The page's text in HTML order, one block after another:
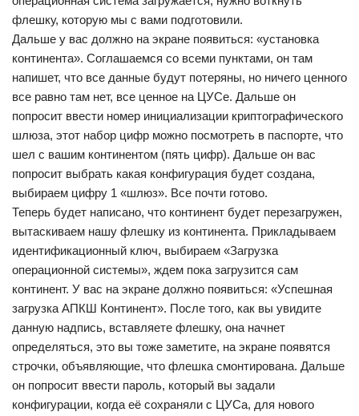
флешку, которую мы с вами подготовили.
Дальше у вас должно на экране появиться: «установка
континента». Соглашаемся со всеми пунктами, он там
напишет, что все данные будут потеряны, но ничего ценного
все равно там нет, все ценное на ЦУСе. Дальше он
попросит ввести номер инициализации криптографического
шлюза, этот набор цифр можно посмотреть в паспорте, что
шел с вашим континентом (пять цифр). Дальше он вас
попросит выбрать какая конфигурация будет создана,
выбираем цифру 1 «шлюз». Все почти готово.
Теперь будет написано, что континент будет перезагружен,
вытаскиваем нашу флешку из континента. Прикладываем
идентификационный ключ, выбираем «Загрузка
операционной системы», ждем пока загрузится сам
континент. У вас на экране должно появиться: «Успешная
загрузка АПКШ Континент». После того, как вы увидите
данную надпись, вставляете флешку, она начнет
определяться, это вы тоже заметите, на экране появятся
строчки, объявляющие, что флешка смонтирована. Дальше
он попросит ввести пароль, который вы задали
конфигурации, когда её сохраняли с ЦУСа, для нового